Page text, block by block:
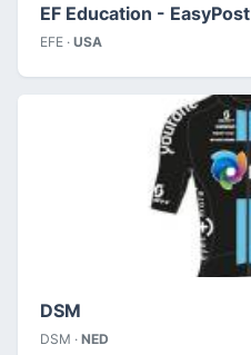
EF Education - EasyPost
EFE · USA
DSM
DSM · NED